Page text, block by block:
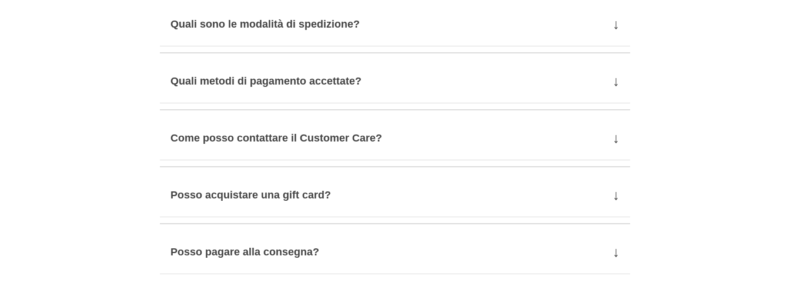
Quali sono le modalità di spedizione? ↓
Quali metodi di pagamento accettate? ↓
Come posso contattare il Customer Care? ↓
Posso acquistare una gift card? ↓
Posso pagare alla consegna? ↓